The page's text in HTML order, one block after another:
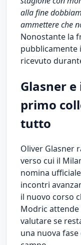
alla fine
ammettere che
Nonostante la
pubblicamente
ricevuto
Glasner
primo
tutto
Oliver Glasner
verso cui il
nomina
incontri
il nuovo corso
Modric
valutare se
una nuova